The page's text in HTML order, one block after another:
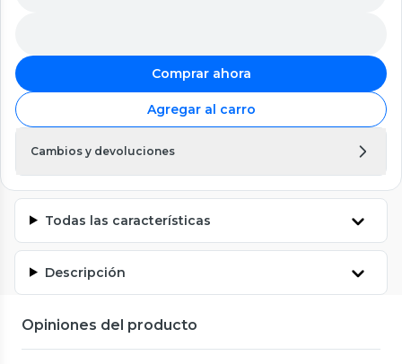
Comprar ahora
Agregar al carro
Cambios y devoluciones
Todas las características
Descripción
Opiniones del producto